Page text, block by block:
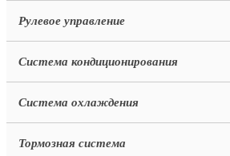
Рулевое управление
Система кондиционирования
Система охлаждения
Тормозная система